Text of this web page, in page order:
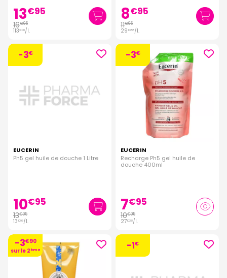
13€95
16€95
113€00/l.
8€95
11€95
29€88/l.
-3€
EUCERIN
Ph5 gel huile de douche 1 Litre
10€95
13€95
13€95/l.
-3€
EUCERIN
Recharge Ph5 gel huile de
douche 400ml
7€95
10€95
27€38/l.
-3€90
sur le 2ème -1€